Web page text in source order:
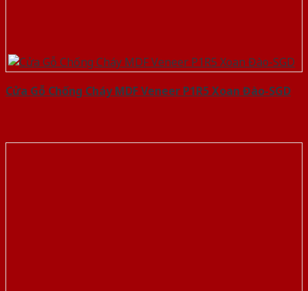
Cửa Gỗ Chống Cháy MDF Veneer P1R5 Xoan Đào-SGD